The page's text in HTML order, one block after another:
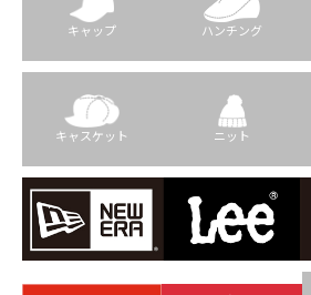
キャップ ハンチング
キャスケット ニット